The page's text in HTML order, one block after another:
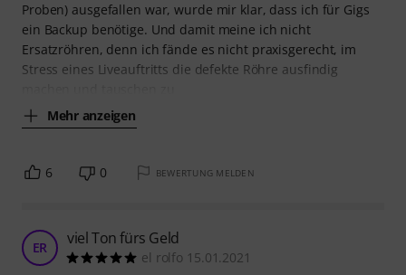
Proben) ausgefallen war, wurde mir klar, dass ich für Gigs
ein Backup benötige. Und damit meine ich nicht
Ersatzröhren, denn ich fände es nicht praxisgerecht, im
Stress eines Liveauftritts die defekte Röhre ausfindig
Mehr anzeigen
6 0 BEWERTUNG MELDEN
ER viel Ton fürs Geld
el rolfo 15.01.2021